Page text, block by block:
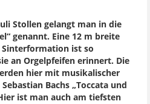
Stollen gelangt man in die
genannt. Eine 12 m breite
ist so
an Orgelpfeifen erinnert. Die
hier mit musikalischer
Bachs „Toccata und
ist man auch am tiefsten